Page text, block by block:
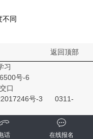
不同
返回顶部
习
号-6
口
号-3
0311-
话 在线报名